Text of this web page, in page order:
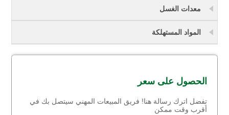
معدات الغسل
المواد المستهلكة
الحصول على سعر
تفضل اترك رسالة هنا! فريق المبيعات المهني سيتصل بك في
أقرب وقت ممكن